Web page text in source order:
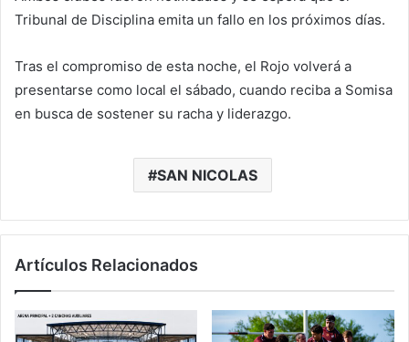
Tribunal de Disciplina emita un fallo en los próximos días.
Tras el compromiso de esta noche, el Rojo volverá a
presentarse como local el sábado, cuando reciba a Somisa
en busca de sostener su racha y liderazgo.
SAN NICOLAS
Artículos Relacionados